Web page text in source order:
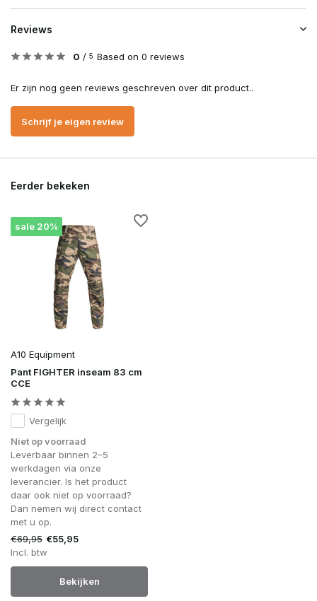
Reviews
0 / 5 Based on 0 reviews
Er zijn nog geen reviews geschreven over dit product..
Schrijf je eigen review
Eerder bekeken
sale 20%
A10 Equipment
Pant FIGHTER inseam 83 cm
CCE
Vergelijk
Niet op voorraad
Leverbaar binnen 2–5
werkdagen via onze
leverancier. Is het product
daar ook niet op voorraad?
Dan nemen wij direct contact
met u op.
€69,95 €55,95
Incl. btw
Bekijken